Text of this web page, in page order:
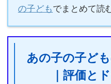
の子どもでまとめて読
あの子の子ど
｜評価と